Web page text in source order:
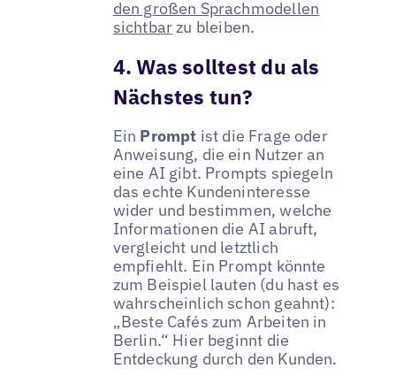
den großen Sprachmodellen
sichtbarzu bleiben.
4. Was solltest du als
Nächstes tun?
Ein Prompt ist die Frage oder
Anweisung, die ein Nutzer an
eine AI gibt. Prompts spiegeln
das echte Kundeninteresse
wider und bestimmen, welche
Informationen die AI abruft,
vergleicht und letztlich
empfiehlt. Ein Prompt könnte
zum Beispiel lauten (du hast es
wahrscheinlich schon geahnt):
„Beste Cafés zum Arbeiten in
Berlin.“ Hier beginnt die
Entdeckung durch den Kunden.